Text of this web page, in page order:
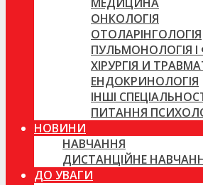
ОНКОЛОГІЯ
ОТОЛАРІНГОЛОГІЯ
ПУЛЬМОНОЛОГІЯ І
ХІРУРГІЯ И
ЕНДОКРИНОЛОГІЯ
ІНШІ
ПИТАННЯ
НОВИНИ
НАВЧАННЯ
ДИСТАНЦІЙНЕ
ДО УВАГИ